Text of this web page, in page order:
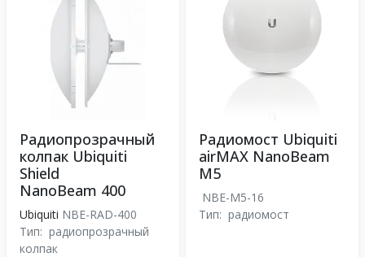
Радиопрозрачный
колпак Ubiquiti
Shield
NanoBeam 400
Ubiquiti NBE-RAD-400
Тип: радиопрозрачный
колпак
Радиомост Ubiquiti
airMAX NanoBeam
M5
NBE-M5-16
Тип: радиомост